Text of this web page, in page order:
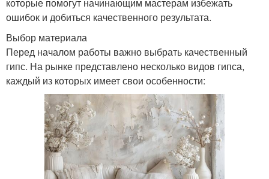
ошибок и добиться качественного результата.
Выбор материала
Перед началом работы важно выбрать качественный
гипс. На рынке представлено несколько видов гипса,
каждый из которых имеет свои особенности: